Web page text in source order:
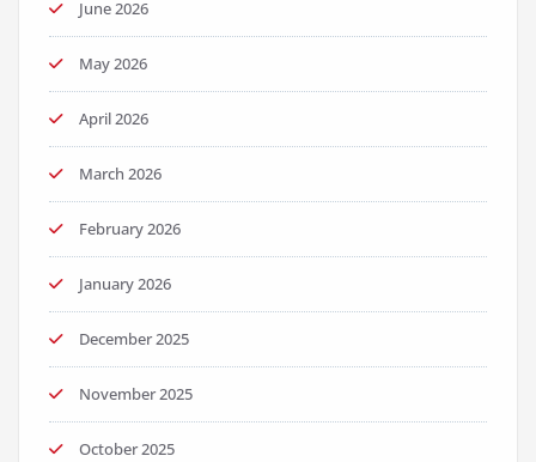
June 2026
May 2026
April 2026
March 2026
February 2026
January 2026
December 2025
November 2025
October 2025